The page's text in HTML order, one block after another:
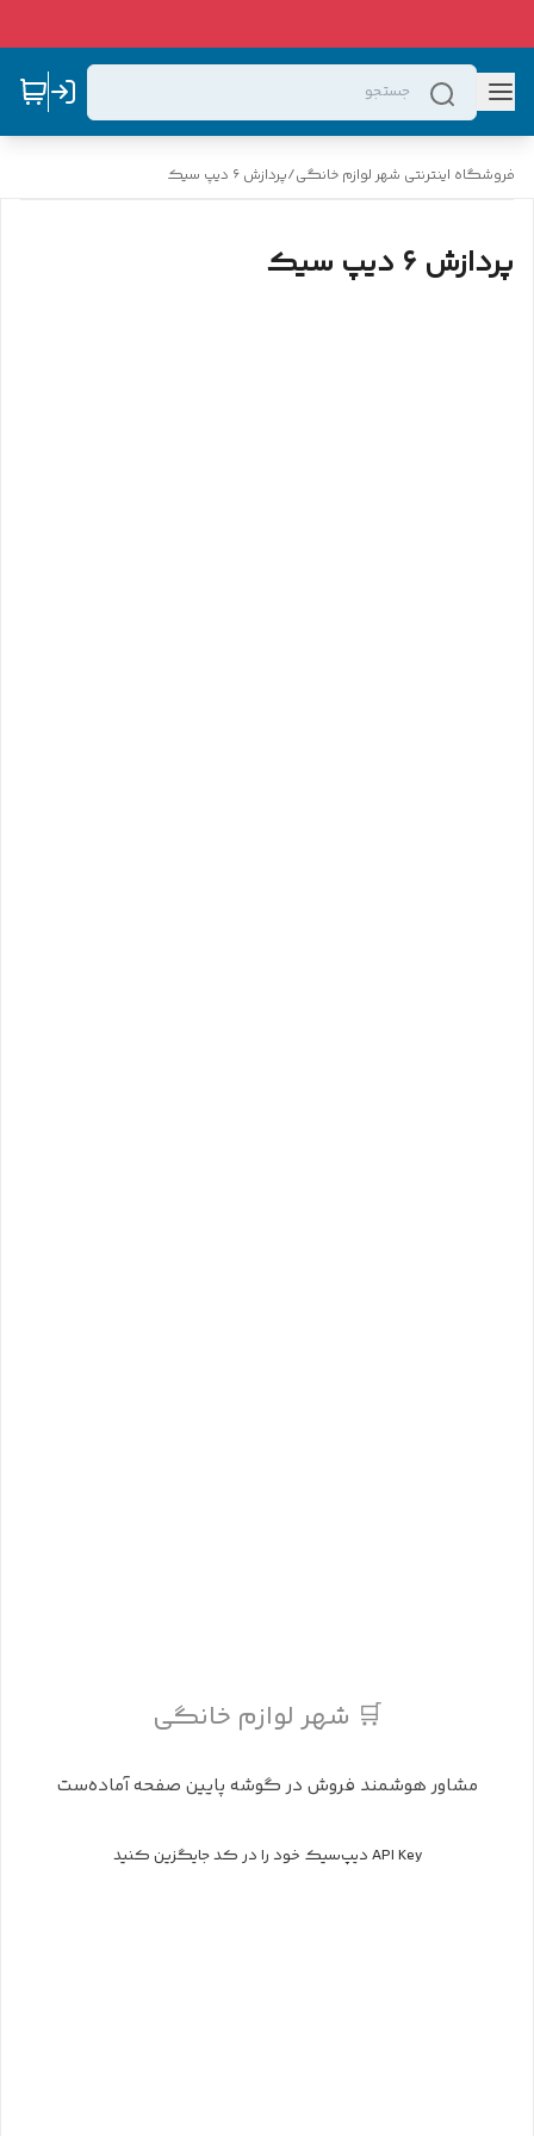
فروشگاه اینترنتی شهر لوازم خانگی/پردازش ۶ دیپ سیک
پردازش ۶ دیپ سیک
🛒 شهر لوازم خانگی
مشاور هوشمند فروش در گوشه پایین صفحه آماده‌ست
API Key دیپ‌سیک خود را در کد جایگزین کنید